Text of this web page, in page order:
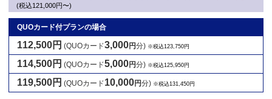
(税込121,000円〜)
QUOカード付プランの場合
112,500円 (QUOカード3,000円分) ※税込123,750円
114,500円 (QUOカード5,000円分) ※税込125,950円
119,500円 (QUOカード10,000円分) ※税込131,450円